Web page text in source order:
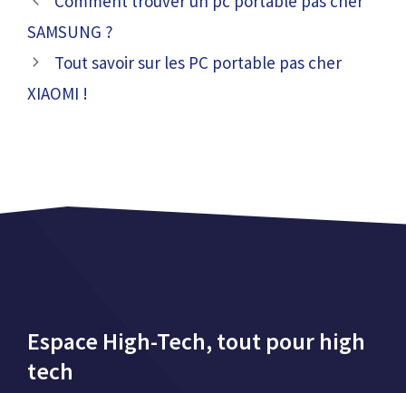
SAMSUNG ?
Tout savoir sur les PC portable pas cher
XIAOMI !
Espace High-Tech, tout pour high
tech